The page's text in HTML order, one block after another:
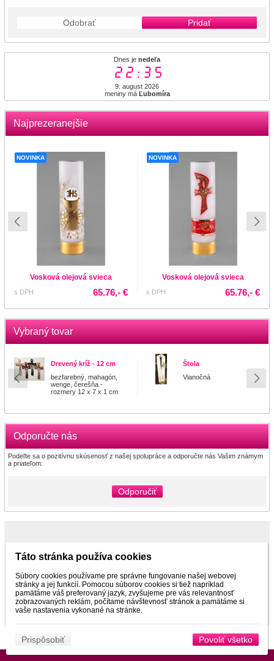
Odobrať Pridať
Dnes je nedeľa
22:35
9. august 2026
meniny má Ľubomíra
Najprezeranejšie
NOVINKA
Vosková olejová svieca
s DPH 65.76,- €
NOVINKA
Vosková olejová svieca
s DPH 65.76,- €
Vybraný tovar
Drevený kríž - 12 cm
bezfarebný, mahagón,
wenge, čerešňa -
rozmery 12 x 7 x 1 cm
Štola
Vianočná
Odporučte nás
Podeľte sa o pozitívnu skúsenosť z našej spolupráce a odporučte nás Vašim známym
a priateľom:
Odporučiť
www.pltnictvo.eu
Táto stránka používa cookies
Súbory cookies používame pre správne fungovanie našej webovej
stránky a jej funkcií. Pomocou súborov cookies si tiež napríklad
pamätáme váš preferovaný jazyk, zvyšujeme pre vás relevantnosť
zobrazovaných reklám, počítame návštevnosť stránok a pamätáme si
vaše nastavenia vykonané na stránke.
Prispôsobiť Povoliť všetko